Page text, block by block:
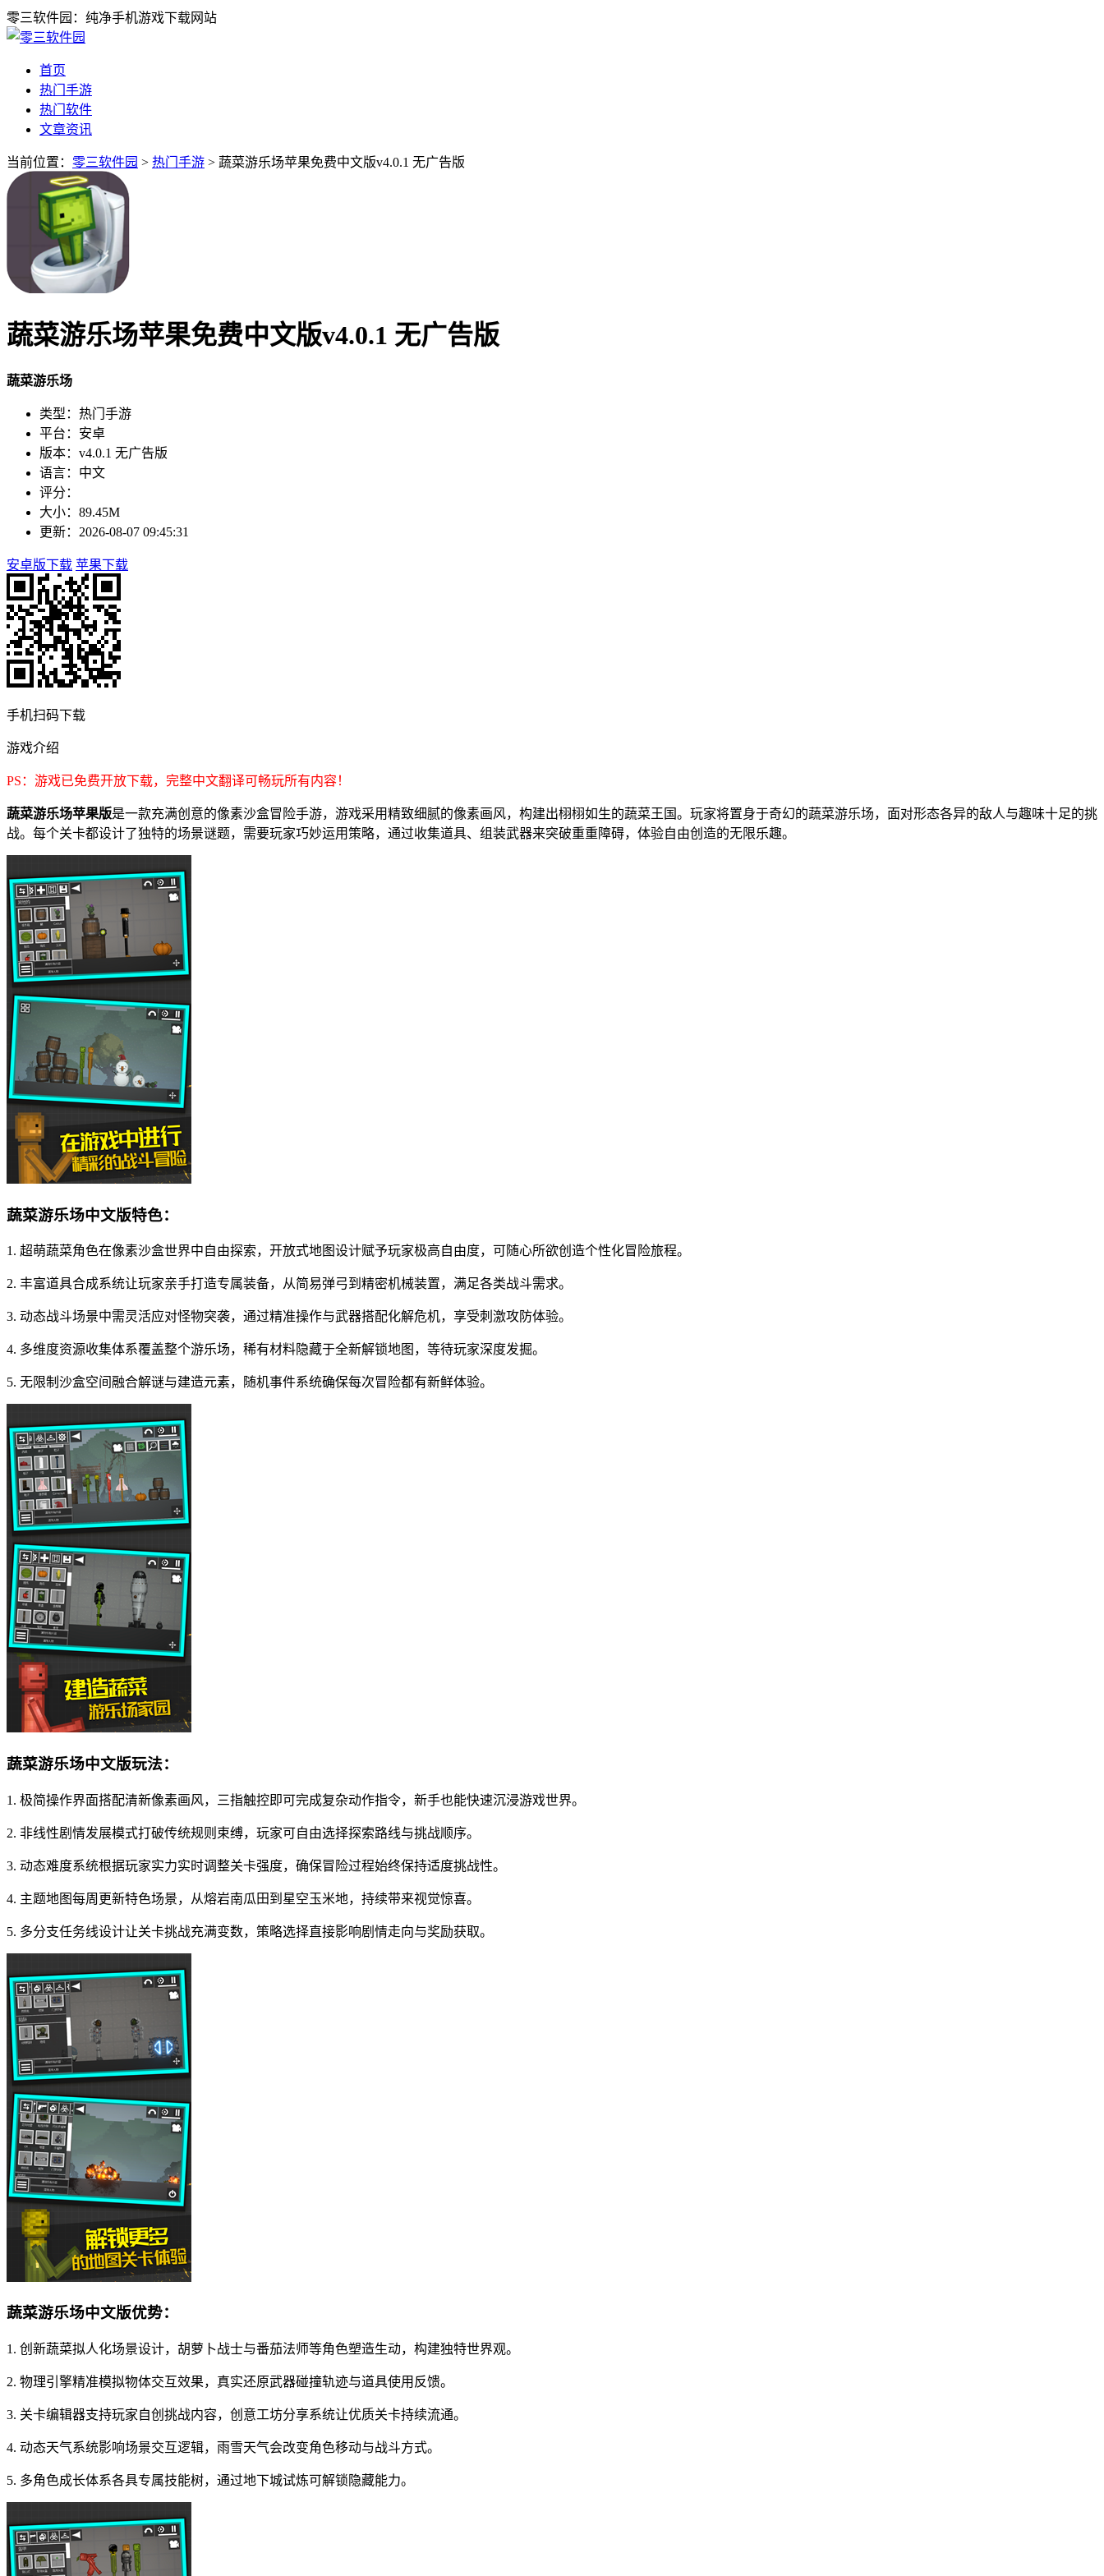
零三软件园：纯净手机游戏下载网站
首页
热门手游
热门软件
文章资讯
当前位置： 零三软件园 > 热门手游 > 蔬菜游乐场苹果免费中文版v4.0.1 无广告版
蔬菜游乐场苹果免费中文版v4.0.1 无广告版
蔬菜游乐场
类型：热门手游
平台：安卓
版本：v4.0.1 无广告版
语言：中文
评分：
大小：89.45M
更新：2026-08-07 09:45:31
安卓版下载 苹果下载
手机扫码下载
游戏介绍
PS：游戏已免费开放下载，完整中文翻译可畅玩所有内容！
蔬菜游乐场苹果版是一款充满创意的像素沙盒冒险手游，游戏采用精致细腻的像素画风，构建出栩栩如生的蔬菜王国。玩家将置身于奇幻的蔬菜游乐场，面对形态各异的敌人与趣味十足的挑
战。每个关卡都设计了独特的场景谜题，需要玩家巧妙运用策略，通过收集道具、组装武器来突破重重障碍，体验自由创造的无限乐趣。
蔬菜游乐场中文版特色：
1. 超萌蔬菜角色在像素沙盒世界中自由探索，开放式地图设计赋予玩家极高自由度，可随心所欲创造个性化冒险旅程。
2. 丰富道具合成系统让玩家亲手打造专属装备，从简易弹弓到精密机械装置，满足各类战斗需求。
3. 动态战斗场景中需灵活应对怪物突袭，通过精准操作与武器搭配化解危机，享受刺激攻防体验。
4. 多维度资源收集体系覆盖整个游乐场，稀有材料隐藏于全新解锁地图，等待玩家深度发掘。
5. 无限制沙盒空间融合解谜与建造元素，随机事件系统确保每次冒险都有新鲜体验。
蔬菜游乐场中文版玩法：
1. 极简操作界面搭配清新像素画风，三指触控即可完成复杂动作指令，新手也能快速沉浸游戏世界。
2. 非线性剧情发展模式打破传统规则束缚，玩家可自由选择探索路线与挑战顺序。
3. 动态难度系统根据玩家实力实时调整关卡强度，确保冒险过程始终保持适度挑战性。
4. 主题地图每周更新特色场景，从熔岩南瓜田到星空玉米地，持续带来视觉惊喜。
5. 多分支任务线设计让关卡挑战充满变数，策略选择直接影响剧情走向与奖励获取。
蔬菜游乐场中文版优势：
1. 创新蔬菜拟人化场景设计，胡萝卜战士与番茄法师等角色塑造生动，构建独特世界观。
2. 物理引擎精准模拟物体交互效果，真实还原武器碰撞轨迹与道具使用反馈。
3. 关卡编辑器支持玩家自创挑战内容，创意工坊分享系统让优质关卡持续流通。
4. 动态天气系统影响场景交互逻辑，雨雪天气会改变角色移动与战斗方式。
5. 多角色成长体系各具专属技能树，通过地下城试炼可解锁隐藏能力。